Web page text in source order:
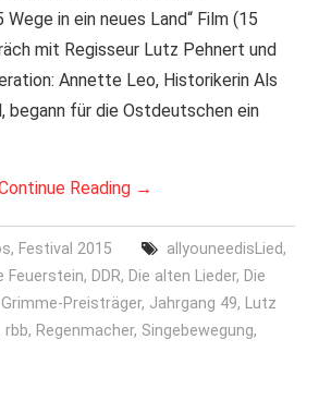
in ein neues Land“ Film (15
mit Regisseur Lutz Pehnert und
Annette Leo, Historikerin Als
begann für die Ostdeutschen ein
Reading →
, Festival 2015 allyouneedisLied,
Feuerstein, DDR, Die alten Lieder, Die
Grimme-Preisträger, Jahrgang 49, Lutz
rbb, Regenmacher, Singebewegung,